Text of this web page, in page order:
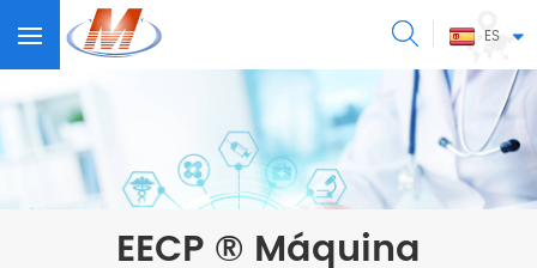
ES
EECP ® Máquina